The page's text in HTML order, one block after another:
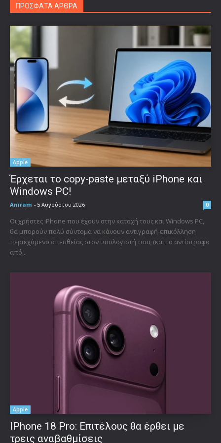
ΠΡΟΣΦΑΤΑ ΑΡΘΡΑ
Apple
Έρχεται το copy-paste μεταξύ iPhone και
Windows PC!
Aniram - 5 Αυγούστου 2026 0
Οι χρήστες iPhone που έχουν στην κατοχή τους και Windows PC,
θα μπορούν πολύ σύντομα να κάνουν αντιγραφή-επικόλληση
περιεχόμενο απευθείας στον υπολογιστή τους (και το αντίστροφο
από...
Apple
IPhone 18 Pro: Επιτέλους θα έρθει με
τρεις αναβαθμίσεις